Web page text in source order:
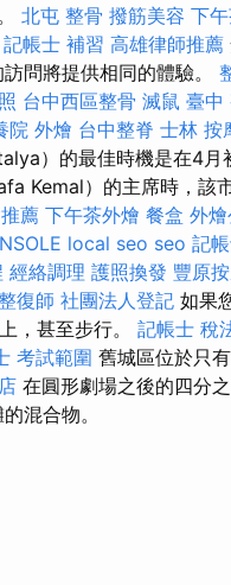
北屯 整骨 撥筋美容 下
記帳士 補習 高雄律師推薦
問將提供相同的體驗。
台中西區整骨 滅鼠 臺中
院 外燴 台中整脊 士林 按
）的最佳時機是在4
Kemal）的主席時，該
薦 下午茶外燴 餐盒 外燴
local seo seo 記
經絡調理 護照換發 豐原
復師 社團法人登記 如果
，甚至步行。 記帳士 稅
考試範圍 舊城區位於只
在圓形劇場之後的四分
混合物。